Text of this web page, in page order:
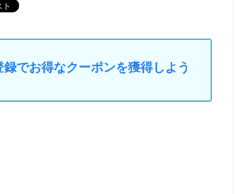
でお得なクーポンを獲得しよう